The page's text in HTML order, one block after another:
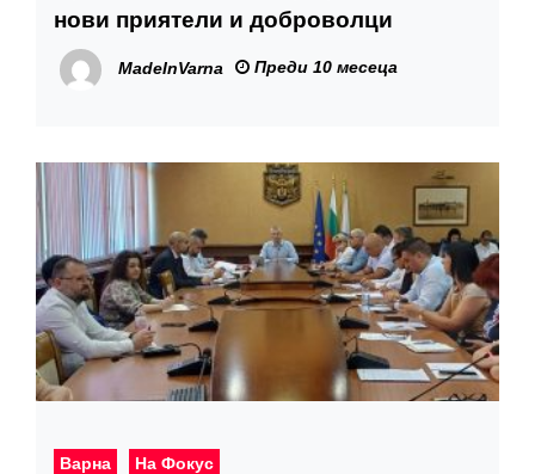
нови приятели и доброволци
MadeInVarna Преди 10 месеца
Варна На Фокус